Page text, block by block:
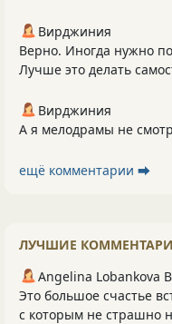
Вирджиния
Верно. Иногда нужно
Лучше это делать
Вирджиния
А я мелодрамы не
ещё комментарии ⮕
ЛУЧШИЕ
Angelina Lobankova
Это большое счастье
с которым не страшно